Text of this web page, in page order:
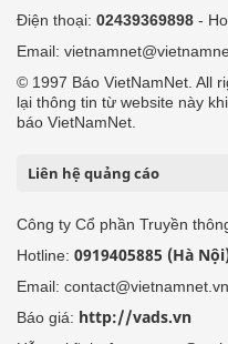
Điện thoại: 02439369898 -
Email:
© 1997 Báo VietNamNet. All
lại thông tin từ website này
báo VietNamNet.
Liên hệ quảng cáo
Công ty Cổ phần Truyền
Hotline: 0919405885 (Hà
Email: contact@vietnamnet.vn
Báo giá: http://vads.vn